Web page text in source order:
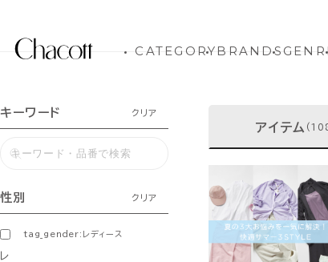
CATEGORYBRANDS
キーワード クリア
性別 クリア
tag_gender:レディース
レ
アイテム